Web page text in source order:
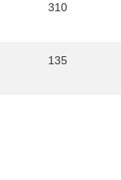
310
135